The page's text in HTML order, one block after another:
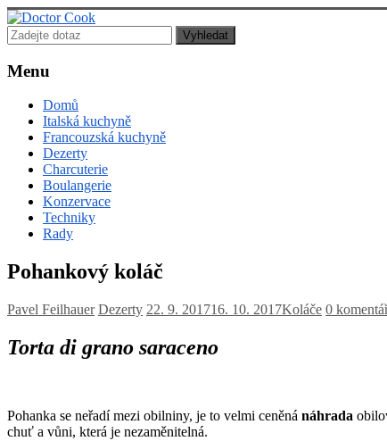
Doctor
Cook
Lékař
posedlý
jídlem,
vařením
pečením!
Menu
Domů
Italská kuchyně
Francouzská kuchyně
Dezerty
Charcuterie
Boulangerie
Konzervace
Techniky
Rady
Pohankový koláč
Pavel Feilhauer Dezerty 22. 9. 201716. 10. 2017Koláče 0
Torta di grano saraceno
Pohanka se neřadí mezi obilniny, je to velmi ceněná náhrada
chuť a vůni, která je nezaměnitelná.